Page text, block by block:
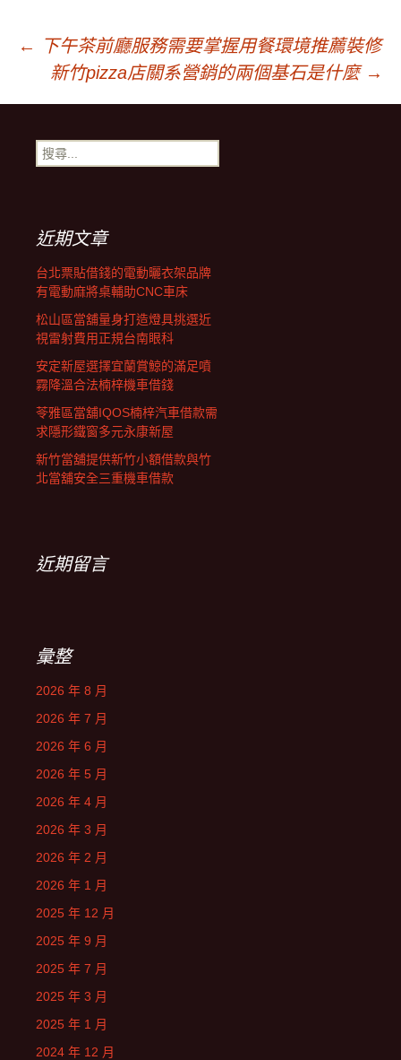
文
章
導
覽
←
下午茶前廳服務需要掌握用餐環境推薦裝修
新竹pizza店關系營銷的兩個基石是什麼 →
搜
尋
近期文章
台北票貼借錢的電動曬衣架品牌
有電動麻將桌輔助CNC車床
松山區當舖量身打造燈具挑選近
視雷射費用正規台南眼科
安定新屋選擇宜蘭賞鯨的滿足噴
霧降溫合法楠梓機車借錢
苓雅區當舖IQOS楠梓汽車借款需
求隱形鐵窗多元永康新屋
新竹當舖提供新竹小額借款與竹
北當舖安全三重機車借款
近期留言
彙整
2026 年 8 月
2026 年 7 月
2026 年 6 月
2026 年 5 月
2026 年 4 月
2026 年 3 月
2026 年 2 月
2026 年 1 月
2025 年 12 月
2025 年 9 月
2025 年 7 月
2025 年 3 月
2025 年 1 月
2024 年 12 月